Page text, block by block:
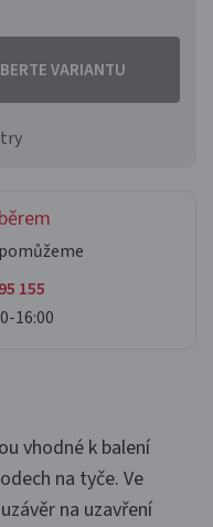
VARIANTU
155
16:00
vhodné k balení
na tyče. Ve
na uzavření